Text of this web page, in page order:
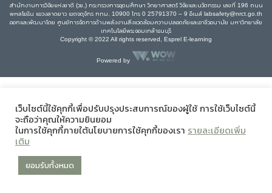
สำนักงานการวิจัยแห่งชาติ (วช.) กระทรวงการอุดมศึกษา วิทยาศาสตร์ วิจัยและนวัตกรรม เลขที่ 196 ถนน
พหลโยธิน แขวงลาดยาว เขตจตุจักร กทม. 10900 โทร 0 25791370 – 9 อีเมล์ labsafety@nrct.go.th
ออกและพัฒนาโดย ศูนย์การจัดการด้านพลังงานสิ่งแวดล้อมความปลอดภัยและอาชีวอนามัย มหาวิทยาลัย
เทคโนโลยีพระจอมเกล้าธนบุรี
Copyright © 2022 All rights reserved, Esprel E-learning
Powered by
เว็บไซต์นี้ใช้คุกกี้เพื่อปรับปรุงประสบการณ์ของผู้ใช้ การใช้เว็บไซต์นี้
จะถือว่าคุณให้ความยินยอม
ในการใช้คุกกี้ภายใต้นโยบายการใช้คุกกี้ของเรา รายละเอียดเพิ่ม
เติม
ยอมรับทั้งหมด